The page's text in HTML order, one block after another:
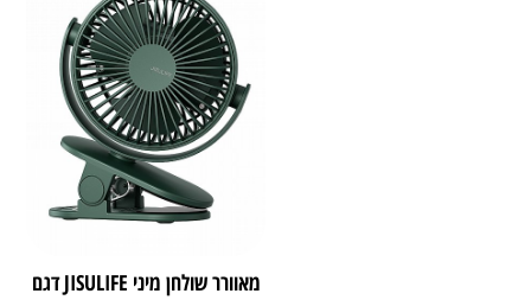
מאוורר שולחן מיני JISULIFE דגם